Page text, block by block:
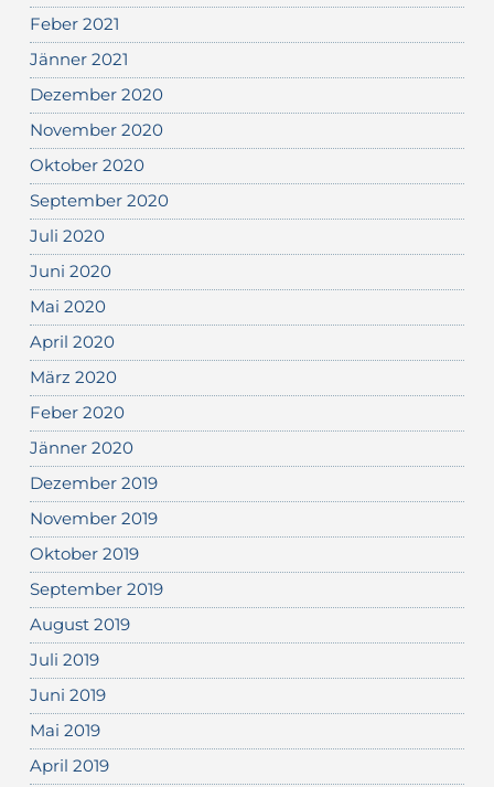
Feber 2021
Jänner 2021
Dezember 2020
November 2020
Oktober 2020
September 2020
Juli 2020
Juni 2020
Mai 2020
April 2020
März 2020
Feber 2020
Jänner 2020
Dezember 2019
November 2019
Oktober 2019
September 2019
August 2019
Juli 2019
Juni 2019
Mai 2019
April 2019